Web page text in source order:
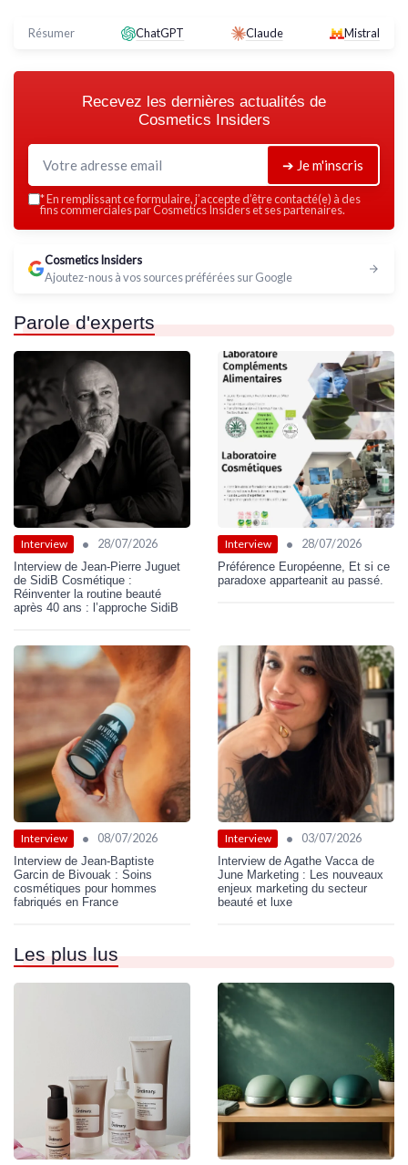
Résumer ChatGPT Claude Mistral
Recevez les dernières actualités de
Cosmetics Insiders
➔ Je m'inscris
*En remplissant ce formulaire, j’accepte d’être contacté(e) à des
fins commerciales par Cosmetics Insiders et ses partenaires.
Cosmetics Insiders
Ajoutez-nous à vos sources préférées sur Google
Parole d'experts
Interview • 28/07/2026
Interview de Jean-Pierre Juguet
de SidiB Cosmétique :
Réinventer la routine beauté
après 40 ans : l’approche SidiB
Interview • 28/07/2026
Préférence Européenne, Et si ce
paradoxe apparteanit au passé.
Interview • 08/07/2026
Interview de Jean-Baptiste
Garcin de Bivouak : Soins
cosmétiques pour hommes
fabriqués en France
Interview • 03/07/2026
Interview de Agathe Vacca de
June Marketing : Les nouveaux
enjeux marketing du secteur
beauté et luxe
Les plus lus